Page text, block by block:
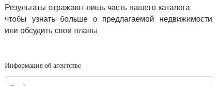
Результаты отражают лишь часть нашего каталога.
чтобы узнать больше о предлагаемой недвижимости
или обсудить свои планы.
Информация об агентстве